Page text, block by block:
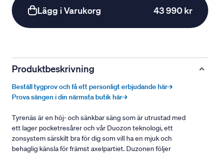
Lägg i Varukorg 43 990 kr
Produktbeskrivning
Beställ tygprov och få ett personligt erbjudande här→
Prova sängen i din närmsta butik här→
Tyrenäs är en höj- och sänkbar säng som är utrustad med
ett lager pocketresårer och vår Duozon teknologi, ett
zonsystem särskilt bra för dig som vill ha en mjuk och
behaglig känsla för främst axelpartiet. Duzonen följer